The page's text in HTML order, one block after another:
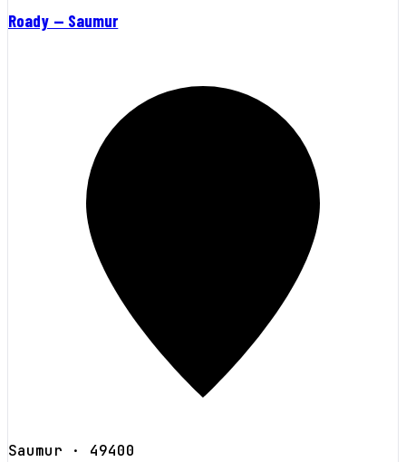
Roady — Saumur
Saumur · 49400